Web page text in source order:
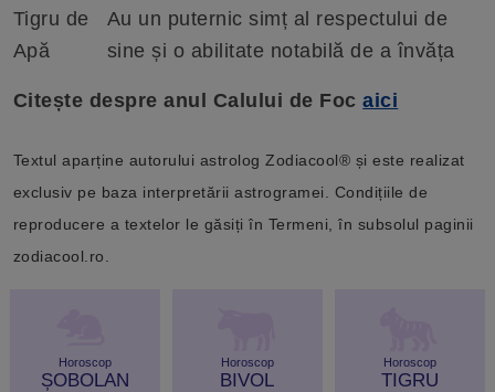
Tigru de
Apă
Au un puternic simț al respectului de
sine și o abilitate notabilă de a învăța
Citește despre anul Calului de Focaici
Textul aparține autorului astrolog Zodiacool® și este realizat
exclusiv pe baza interpretării astrogramei. Condițiile de
reproducere a textelor le găsiți în Termeni, în subsolul paginii
zodiacool.ro.
Horoscop
ȘOBOLAN
Horoscop
BIVOL
Horoscop
TIGRU